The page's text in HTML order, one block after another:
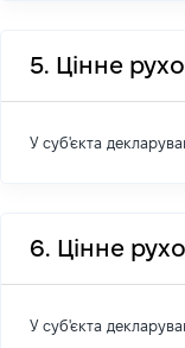
5. Цінне
У суб'єкта
6. Цінне
У суб'єкта